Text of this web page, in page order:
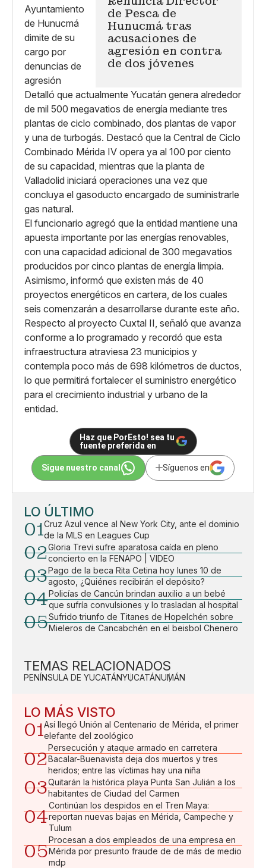
de Pesca de
Hunucmá tras
acusaciones de
agresión en contra
de dos jóvenes
Detalló que actualmente Yucatán genera alrededor
de mil 500 megavatios de energía mediante tres
plantas de ciclo combinado, dos plantas de vapor
y una de turbogás. Destacó que la Central de Ciclo
Combinado Mérida IV opera ya al 100 por ciento
de su capacidad, mientras que la planta de
Valladolid iniciará operaciones una vez que
concluya el gasoducto encargado de suministrarle
gas natural.
El funcionario agregó que la entidad mantiene una
apuesta importante por las energías renovables,
con una capacidad adicional de 300 megavatios
producidos por cinco plantas de energía limpia.
Asimismo, informó que existen más de 40
proyectos energéticos en cartera, de los cuales
seis comenzarán a desarrollarse durante este año.
Respecto al proyecto Cuxtal II, señaló que avanza
conforme a lo programado y recordó que esta
infraestructura atraviesa 23 municipios y
contempla poco más de 698 kilómetros de ductos,
lo que permitirá fortalecer el suministro energético
para el crecimiento industrial y urbano de la
entidad.
Haz que PorEsto! sea tu
fuente preferida en
Sigue nuestro canal Síguenos en
LO ÚLTIMO
01Cruz Azul vence al New York City, ante el dominio
de la MLS en Leagues Cup
02Gloria Trevi sufre aparatosa caída en pleno
concierto en la FENAPO | VIDEO
03Pago de la beca Rita Cetina hoy lunes 10 de
agosto, ¿Quiénes recibirán el depósito?
04Policías de Cancún brindan auxilio a un bebé
que sufría convulsiones y lo trasladan al hospital
05Sufrido triunfo de Titanes de Hopelchén sobre
Mieleros de Cancabchén en el beisbol Chenero
TEMAS RELACIONADOS
PENÍNSULA DE YUCATÁNYUCATÁNUMÁN
LO MÁS VISTO
01Así llegó Unión al Centenario de Mérida, el primer
elefante del zoológico
02
Persecución y ataque armado en carretera
Bacalar-Buenavista deja dos muertos y tres
heridos; entre las víctimas hay una niña
03Quitarán la histórica playa Punta San Julián a los
habitantes de Ciudad del Carmen
04
Continúan los despidos en el Tren Maya:
reportan nuevas bajas en Mérida, Campeche y
Tulum
05
Procesan a dos empleados de una empresa en
Mérida por presunto fraude de de más de medio
mdp